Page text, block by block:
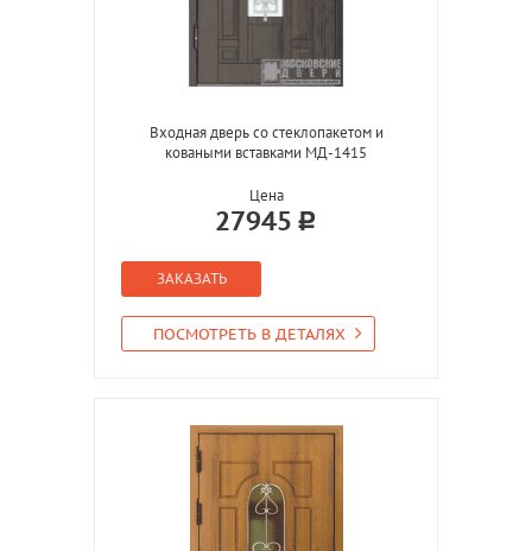
Входная дверь со стеклопакетом и
коваными вставками МД-1415
Цена
27945
ЗАКАЗАТЬ
ПОСМОТРЕТЬ В ДЕТАЛЯХ